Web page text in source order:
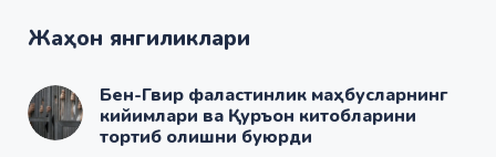
Жаҳон янгиликлари
Бен-Гвир фаластинлик маҳбусларнинг
кийимлари ва Қуръон китобларини
тортиб олишни буюрди